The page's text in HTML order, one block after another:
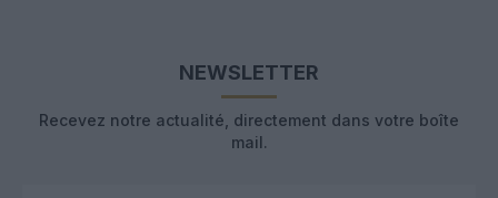
NEWSLETTER
Recevez notre actualité, directement dans votre boîte
mail.